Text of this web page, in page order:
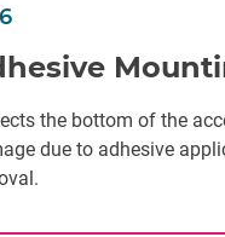
the bottom of the
due to adhesive